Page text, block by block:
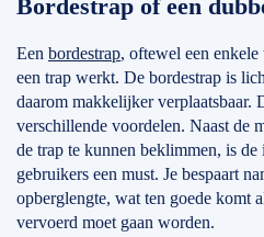
Bordestrap of een
Een bordestrap, oftewel een
een trap werkt. De bordestrap is
daarom makkelijker verplaatsbaar.
verschillende voordelen. Naast de
de trap te kunnen beklimmen, is
gebruikers een must. Je bespaart
opberglengte, wat ten goede komt
vervoerd moet gaan worden.